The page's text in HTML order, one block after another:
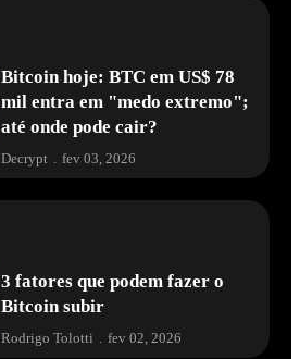
Bitcoin hoje: BTC em US$ 78
mil entra em "medo extremo";
até onde pode cair?
Decrypt . fev 03, 2026
3 fatores que podem fazer o
Bitcoin subir
Rodrigo Tolotti fev 02, 2026